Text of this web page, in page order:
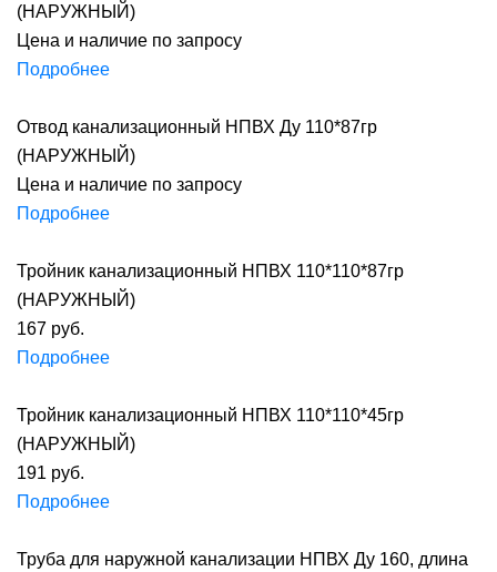
(НАРУЖНЫЙ)
Цена и наличие по запросу
Подробнее
Отвод канализационный НПВХ Ду 110*87гр
(НАРУЖНЫЙ)
Цена и наличие по запросу
Подробнее
Тройник канализационный НПВХ 110*110*87гр
(НАРУЖНЫЙ)
167 руб.
Подробнее
Тройник канализационный НПВХ 110*110*45гр
(НАРУЖНЫЙ)
191 руб.
Подробнее
Труба для наружной канализации НПВХ Ду 160, длина